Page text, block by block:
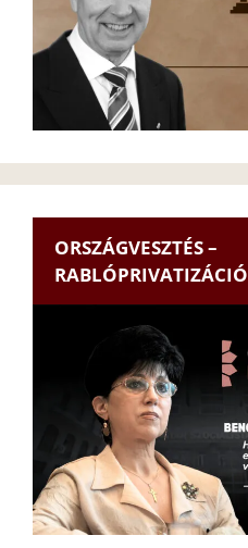
ORSZÁGVESZTÉS –
RABLÓPRIVATIZÁCIÓ